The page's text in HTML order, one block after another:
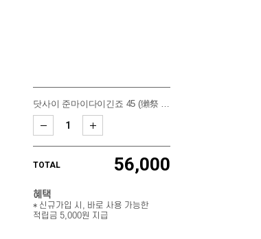
닷사이 준마이다이긴죠 45 (獺祭 純米大吟釀 45)
TOTAL 56,000
혜택
* 신규가입 시, 바로 사용 가능한
적립금 5,000원 지급